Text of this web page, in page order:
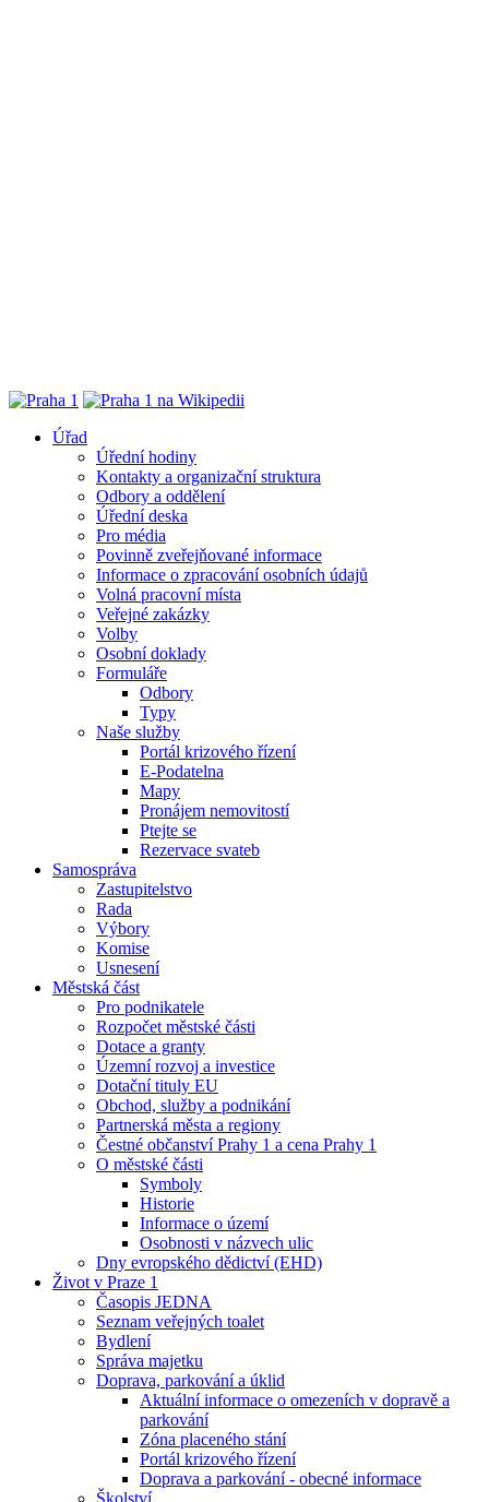
Úřad
Úřední hodiny
Kontakty a organizační struktura
Odbory a oddělení
Úřední deska
Pro média
Povinně zveřejňované informace
Informace o zpracování osobních údajů
Volná pracovní místa
Veřejné zakázky
Volby
Osobní doklady
Formuláře
Odbory
Typy
Naše služby
Portál krizového řízení
E-Podatelna
Mapy
Pronájem nemovitostí
Ptejte se
Rezervace svateb
Samospráva
Zastupitelstvo
Rada
Výbory
Komise
Usnesení
Městská část
Pro podnikatele
Rozpočet městské části
Dotace a granty
Územní rozvoj a investice
Dotační tituly EU
Obchod, služby a podnikání
Partnerská města a regiony
Čestné občanství Prahy 1 a cena Prahy 1
O městské části
Symboly
Historie
Informace o území
Osobnosti v názvech ulic
Dny evropského dědictví (EHD)
Život v Praze 1
Časopis JEDNA
Seznam veřejných toalet
Bydlení
Správa majetku
Doprava, parkování a úklid
Aktuální informace o omezeních v dopravě a
parkování
Zóna placeného stání
Portál krizového řízení
Doprava a parkování - obecné informace
Školství